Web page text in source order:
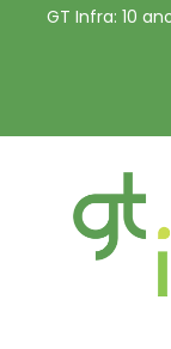
GT Infra: 10